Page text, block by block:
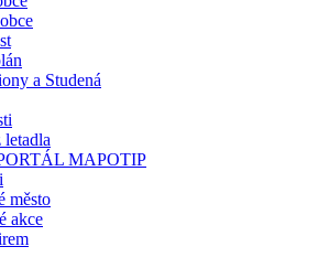
a Studená
letadla
MAPOTIP
město
akce